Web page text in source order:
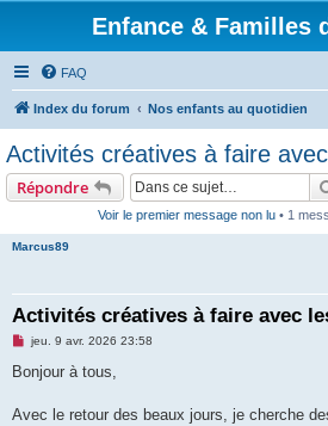
Enfance & Familles
FAQ
Index du forum Nos enfants au quotidien
Activités créatives à faire
Répondre
Voir le premier message non lu• 1
Marcus89
Activités créatives à faire avec
M
s
g
jeu. 9 avr. 2026 23:58
Bonjour à tous,
Avec le retour des beaux jours, je cherche